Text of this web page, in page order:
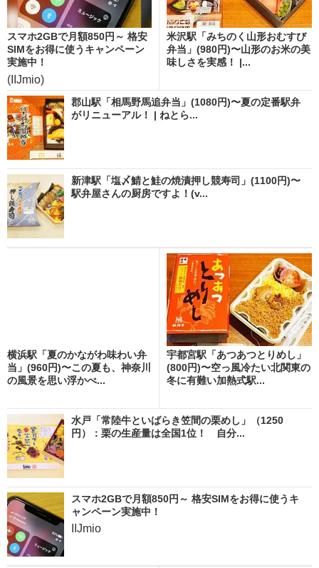
スマホ2GBで月額850円～ 格安
SIMをお得に使うキャンペーン
実施中！
(IIJmio)
米沢駅「みちのく山形おむすび
弁当」(980円)〜山形のお米の美
味しさを実感！ |...
郡山駅「相馬野馬追弁当」(1080円)〜夏の定番駅弁
がリニューアル！ | ねとら...
新津駅「塩〆鯖と鮭の焼漬押し競寿司」(1100円)〜
駅弁屋さんの厨房ですよ！(v...
横浜駅「夏のかながわ味わい弁
当」(960円)〜この夏も、神奈川
の風景を思い浮かべ...
宇都宮駅「あつあつとりめし」
(800円)〜空っ風冷たい北関東の
冬に有難い加熱式駅...
水戸「常陸牛といばらき笠間の栗めし」（1250
円）：栗の生産量は全国1位！ 自分...
スマホ2GBで月額850円～ 格安SIMをお得に使うキ
ャンペーン実施中！
IIJmio